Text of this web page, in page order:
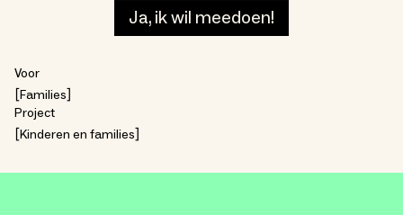
Ja, ik wil meedoen!
Voor
Families
Project
Kinderen en families